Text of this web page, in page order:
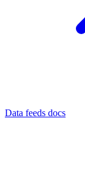
Data feeds docs